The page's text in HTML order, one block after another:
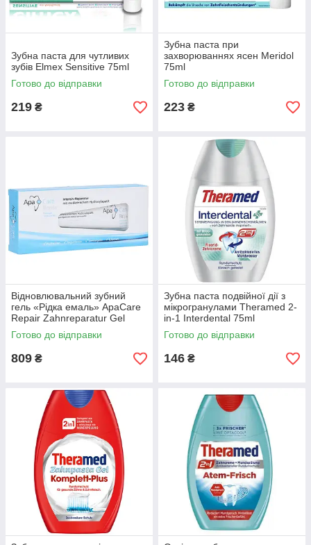
Зубна паста для чутливих
зубів Elmex Sensitive 75ml
Готово до відправки
219 ₴
Зубна паста при
захворюваннях ясен Meridol
75ml
Готово до відправки
223 ₴
Відновлювальний зубний
гель «Рідка емаль» ApaCare
Repair Zahnreparatur Gel
30мл
Готово до відправки
809 ₴
Зубна паста подвійної дії з
мікрогранулами Theramed 2-
in-1 Interdental 75ml
Готово до відправки
146 ₴